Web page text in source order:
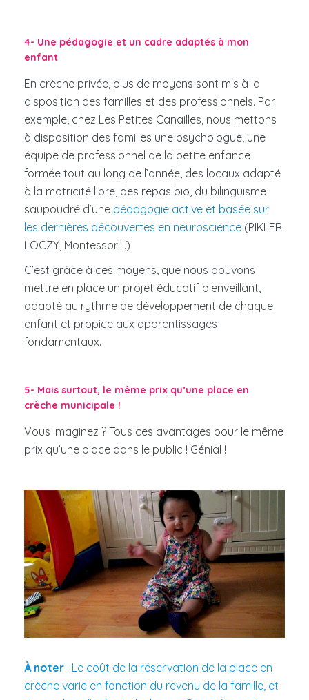
4- Une pédagogie et un cadre adaptés à mon
enfant
En crèche privée, plus de moyens sont mis à la
disposition des familles et des professionnels. Par
exemple, chez Les Petites Canailles, nous mettons
à disposition des familles une psychologue, une
équipe de professionnel de la petite enfance
formée tout au long de l’année, des locaux adapté
à la motricité libre, des repas bio, du bilinguisme
saupoudré d’une pédagogie active et basée sur
les dernières découvertes en neuroscience (PIKLER
LOCZY, Montessori…)
C’est grâce à ces moyens, que nous pouvons
mettre en place un projet éducatif bienveillant,
adapté au rythme de développement de chaque
enfant et propice aux apprentissages
fondamentaux.
5- Mais surtout, le même prix qu’une place en
crèche municipale !
Vous imaginez ? Tous ces avantages pour le même
prix qu’une place dans le public ! Génial !
À noter : Le coût de la réservation de la place en
crèche varie en fonction du revenu de la famille, et